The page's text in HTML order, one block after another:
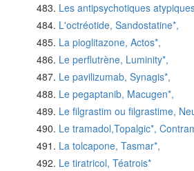
Les antipsychotiques
L'octréotide, Sandostatine*,
La pioglitazone, Actos*,
Le perflutrène, Luminity*,
Le pavilizumab, Synagis*,
Le pegaptanib, Macugen*,
Le filgrastim ou filgrastime,
Le tramadol,Topalgic*,
La tolcapone, Tasmar*,
Le tiratricol, Téatrois*